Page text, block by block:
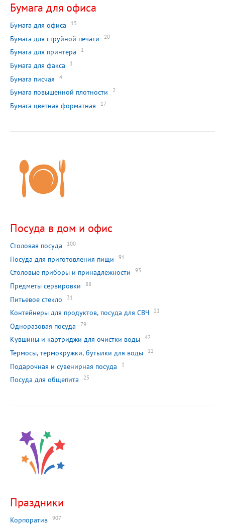
Бумага для офиса
Бумага для офиса 15
Бумага для струйной печати 20
Бумага для принтера 1
Бумага для факса 1
Бумага писчая 4
Бумага повышенной плотности 2
Бумага цветная форматная 17
Посуда в дом и офис
Столовая посуда 100
Посуда для приготовления пищи 91
Столовые приборы и принадлежности 93
Предметы сервировки 88
Питьевое стекло 31
Контейнеры для продуктов, посуда для СВЧ 21
Одноразовая посуда 79
Кувшины и картриджи для очистки воды 42
Термосы, термокружки, бутылки для воды 12
Подарочная и сувенирная посуда 1
Посуда для общепита 25
Праздники
Корпоратив 907